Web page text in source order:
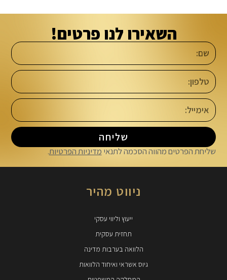
השאירו לנו פרטים!
שליחה
שליחת הפרטים מהווה הסכמה לתנאי מדיניות הפרטיות.
ניווט מהיר
ייעוץ וליווי עסקי
תחזית עסקית
הלוואה בערבות מדינה
גיוס אשראי ואיחוד הלוואות